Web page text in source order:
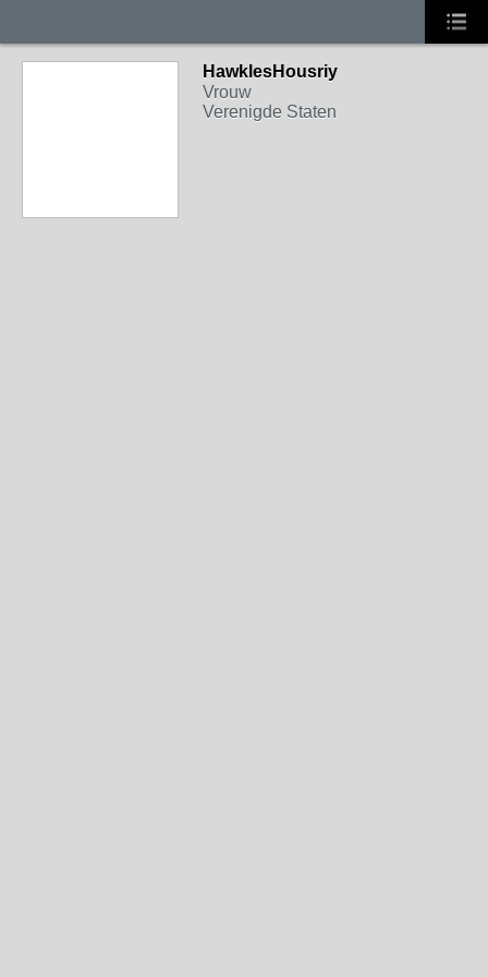
HawklesHousriy
Vrouw
Verenigde Staten